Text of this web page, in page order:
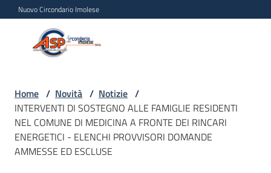
Vai al contenuto
Vai alla navigazione
Vai al footer
Nuovo Circondario Imolese
Persona
Circondario
Imolese
Home / Novità / Notizie /
INTERVENTI DI SOSTEGNO ALLE FAMIGLIE RESIDENTI
NEL COMUNE DI MEDICINA A FRONTE DEI RINCARI
ENERGETICI - ELENCHI PROVVISORI DOMANDE
AMMESSE ED ESCLUSE